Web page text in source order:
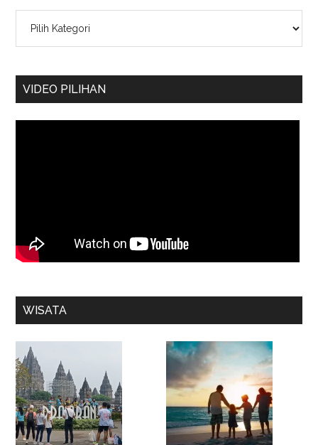
VIDEO PILIHAN
WISATA